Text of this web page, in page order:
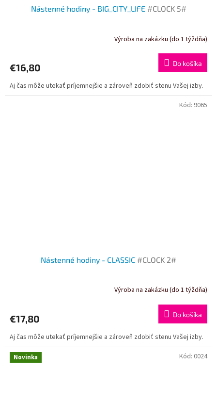
Nástenné hodiny - BIG_CITY_LIFE #CLOCK 5#
Výroba na zakázku (do 1 týždňa)
€16,80 Do košíka
Aj čas môže utekať príjemnejšie a zároveň zdobiť stenu Vašej izby.
Nástenné hodiny - CLASSIC #CLOCK 2#
Výroba na zakázku (do 1 týždňa)
€17,80 Do košíka
Aj čas môže utekať príjemnejšie a zároveň zdobiť stenu Vašej izby.
Kód: 9065
Novinka Kód: 0024